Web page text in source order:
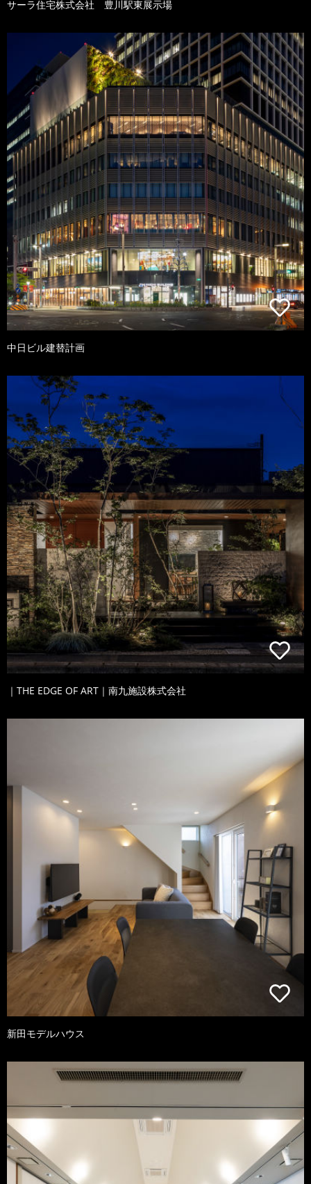
サーラ住宅株式会社 豊川駅東展示場
中日ビル建替計画
｜THE EDGE OF ART｜南九施設株式会社
新田モデルハウス